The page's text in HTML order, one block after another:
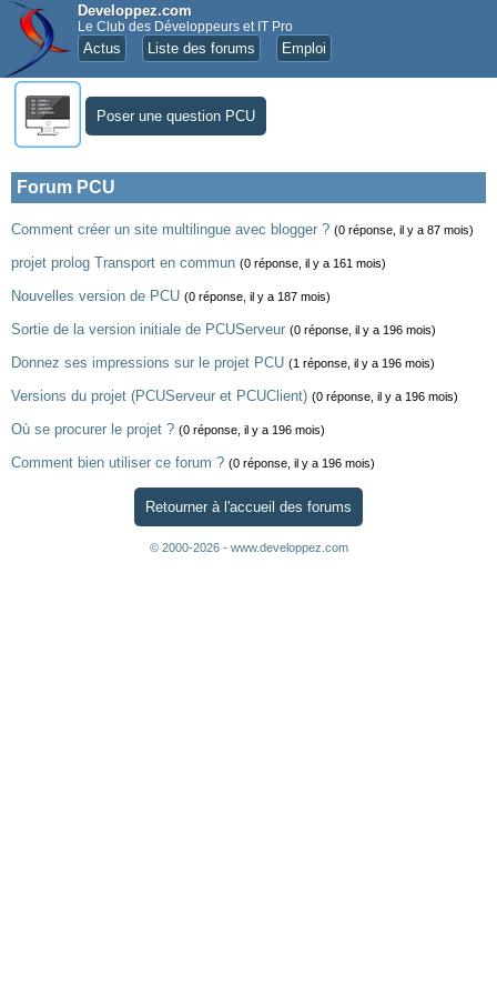
Developpez.com
Le Club des Développeurs et IT Pro
Actus Liste des forums Emploi
Poser une question PCU
Forum PCU
Comment créer un site multilingue avec blogger ? (0 réponse, il y a 87 mois)
projet prolog Transport en commun (0 réponse, il y a 161 mois)
Nouvelles version de PCU (0 réponse, il y a 187 mois)
Sortie de la version initiale de PCUServeur (0 réponse, il y a 196 mois)
Donnez ses impressions sur le projet PCU (1 réponse, il y a 196 mois)
Versions du projet (PCUServeur et PCUClient) (0 réponse, il y a 196 mois)
Où se procurer le projet ? (0 réponse, il y a 196 mois)
Comment bien utiliser ce forum ? (0 réponse, il y a 196 mois)
Retourner à l'accueil des forums
© 2000-2026 - www.developpez.com